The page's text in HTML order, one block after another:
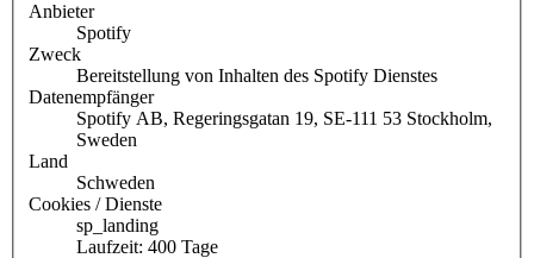
Anbieter
Spotify
Zweck
Bereitstellung von Inhalten des Spotify Dienstes
Datenempfänger
Spotify AB, Regeringsgatan 19, SE-111 53 Stockholm,
Sweden
Land
Schweden
Cookies / Dienste
sp_landing
Laufzeit: 400 Tage